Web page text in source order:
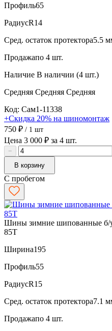
Профиль65
РадиусR14
Сред. остаток протектора5.5
Продажапо 4 шт.
Наличие В наличии (4 шт.)
Средняя Средняя Средняя
Код: Сам1-11338
+Скидка 20% на шиномонтаж
750 ₽ / 1 шт
Цена 3 000 ₽ за 4 шт.
−
В корзину
С пробегом
Шины зимние шипованные б/
85T
Ширина195
Профиль55
РадиусR15
Сред. остаток протектора7.1
Продажапо 4 шт.